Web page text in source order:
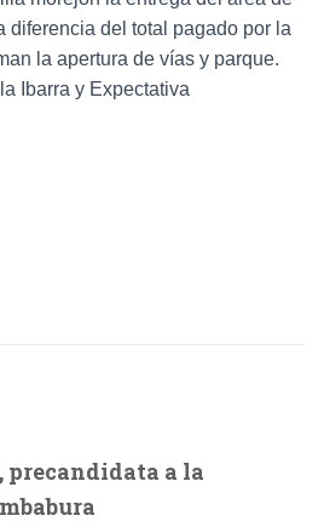
diferencia del total pagado por la
la apertura de vías y parque.
Ibarra y Expectativa
precandidata a la